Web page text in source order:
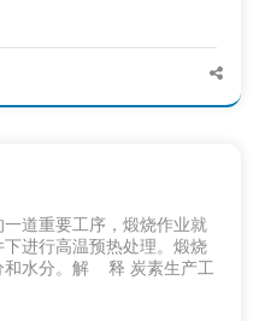
道重要工序，煅烧作业就
进行高温预热处理。煅烧
和水分。解 释 炭素生产工